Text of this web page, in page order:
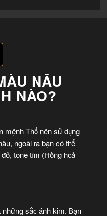
NÂU
NÀO?
mệnh Thổ nên sử dụng
ngoài ra bạn có thể
tone tím (Hồng hoả
sắc ánh kim. Bạn